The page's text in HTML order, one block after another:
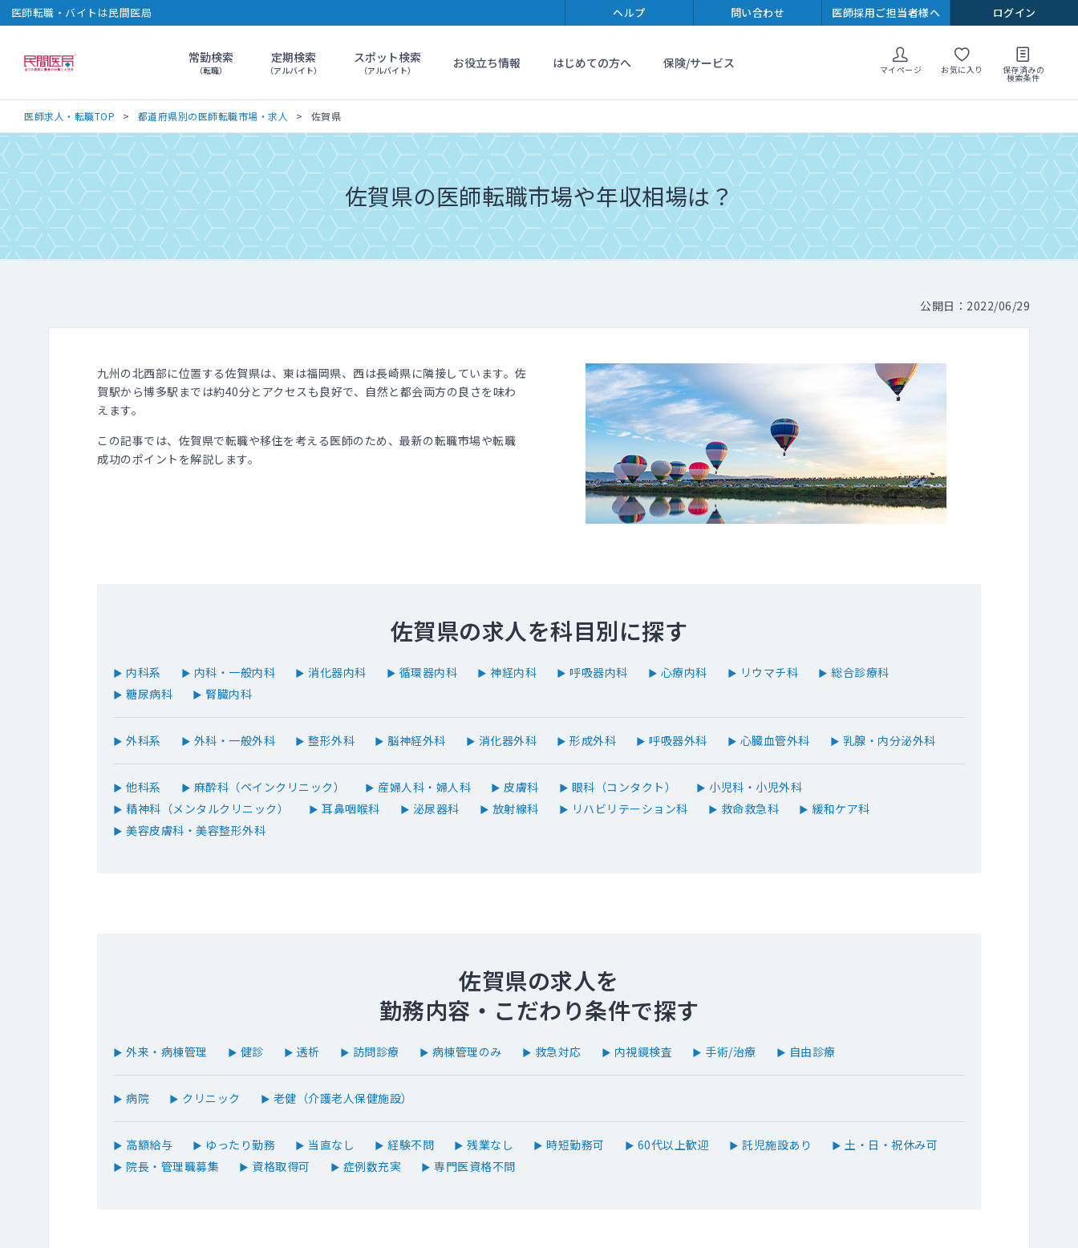
医師転職・バイトは民間医局 ヘルプ 問い合わせ 医師採用ご担当者様へ ログイン
民間医局常勤検索
（転職）
定期検索
（アルバイト）
スポット検索
（アルバイト） お役立ち情報 はじめての方へ 保険/サービス マイページ お気に入り 保存済みの
検索条件
医師求人・転職TOP 都道府県別の医師転職市場・求人 佐賀県
佐賀県の医師転職市場や年収相場は？
公開日：2022/06/29
九州の北西部に位置する佐賀県は、東は福岡県、西は長崎県に隣接しています。佐
賀駅から博多駅までは約40分とアクセスも良好で、自然と都会両方の良さを味わ
えます。
この記事では、佐賀県で転職や移住を考える医師のため、最新の転職市場や転職
成功のポイントを解説します。
佐賀県の求人を科目別に探す
▶ 内科系 ▶ 内科・一般内科 ▶ 消化器内科 ▶ 循環器内科 ▶ 神経内科 ▶ 呼吸器内科 ▶ 心療内科 ▶ リウマチ科 ▶ 総合診療科
▶ 糖尿病科 ▶ 腎臓内科
▶ 外科系 ▶ 外科・一般外科 ▶ 整形外科 ▶ 脳神経外科 ▶ 消化器外科 ▶ 形成外科 ▶ 呼吸器外科 ▶ 心臓血管外科 ▶ 乳腺・内分泌外科
▶ 他科系 ▶ 麻酔科（ペインクリニック） ▶ 産婦人科・婦人科 ▶ 皮膚科 ▶ 眼科（コンタクト） ▶ 小児科・小児外科
▶ 精神科（メンタルクリニック） ▶ 耳鼻咽喉科 ▶ 泌尿器科 ▶ 放射線科 ▶ リハビリテーション科 ▶ 救命救急科 ▶ 緩和ケア科
▶ 美容皮膚科・美容整形外科
佐賀県の求人を
勤務内容・こだわり条件で探す
▶ 外来・病棟管理 ▶ 健診 ▶ 透析 ▶ 訪問診療 ▶ 病棟管理のみ ▶ 救急対応 ▶ 内視鏡検査 ▶ 手術/治療 ▶ 自由診療
▶ 病院 ▶ クリニック ▶ 老健（介護老人保健施設）
▶ 高額給与 ▶ ゆったり勤務 ▶ 当直なし ▶ 経験不問 ▶ 残業なし ▶ 時短勤務可 ▶ 60代以上歓迎 ▶ 託児施設あり ▶ 土・日・祝休み可
▶ 院長・管理職募集 ▶ 資格取得可 ▶ 症例数充実 ▶ 専門医資格不問